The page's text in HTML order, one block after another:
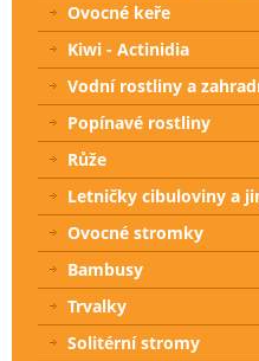
Ovocné keře
Kiwi - Actinidia
Vodní rostliny a
Popínavé rostliny
Růže
Letničky cibuloviny a
Ovocné stromky
Bambusy
Trvalky
Solitérní stromy